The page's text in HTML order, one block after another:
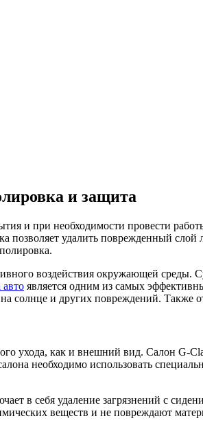
и защита
и при необходимости провести
позволяет удалить поврежденный слой
воздействия окружающей
является одним из самых
солнце и других повреждений. Также
ухода, как и внешний вид. Салон G-
необходимо использовать
в себя удаление загрязнений с
веществ и не повреждают